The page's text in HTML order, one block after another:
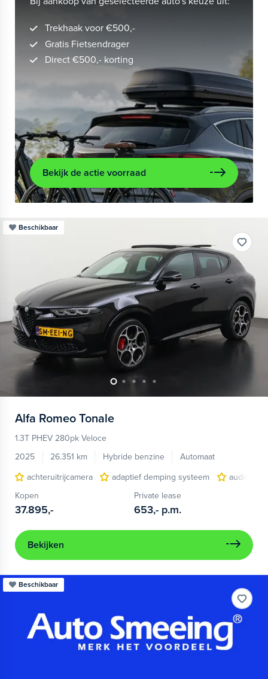
Trekhaak voor €500,-
Gratis Fietsendrager
Direct €500,- korting
Bekijk de actie voorraad
Beschikbaar
Alfa Romeo Tonale
1.3T PHEV 280pk Veloce
2025
26.351 km Hybride benzine
Automaat
achteruitrijcamera
adaptief demping systeem
audio
Kopen
37.895,-
Private lease
653,- p.m.
Bekijken
Beschikbaar